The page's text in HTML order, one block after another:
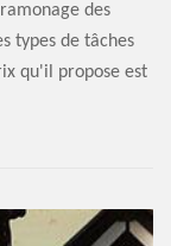
des
types de tâches
qu'il propose est